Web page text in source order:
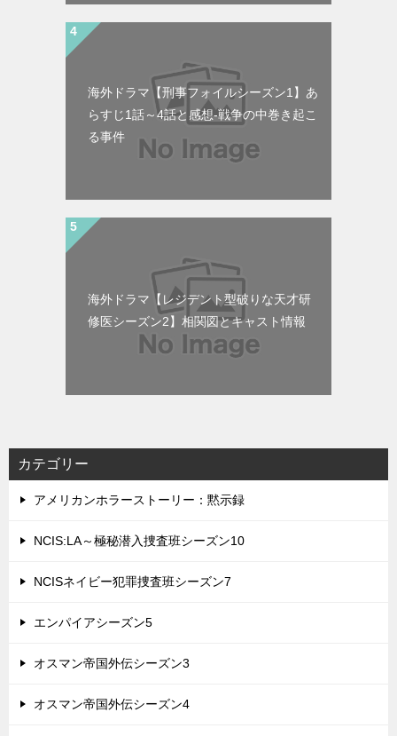
海外ドラマ【刑事フォイルシーズン1】あ
らすじ1話～4話と感想-戦争の中巻き起こ
る事件
海外ドラマ【レジデント型破りな天才研
修医シーズン2】相関図とキャスト情報
カテゴリー
アメリカンホラーストーリー：黙示録
NCIS:LA～極秘潜入捜査班シーズン10
NCISネイビー犯罪捜査班シーズン7
エンパイアシーズン5
オスマン帝国外伝シーズン3
オスマン帝国外伝シーズン4